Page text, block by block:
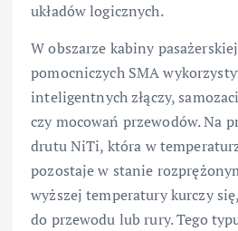
układów logicznych.
W obszarze kabiny
pomocniczych SMA
inteligentnych złączy,
czy mocowań przewodów. Na
drutu NiTi, która w
pozostaje w stanie
wyższej temperatury kurczy
do przewodu lub rury. Tego